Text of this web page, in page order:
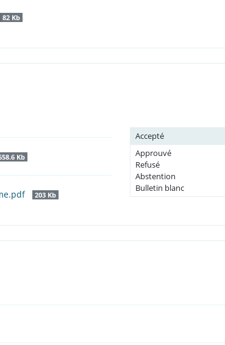
82 Kb
Kb
203 Kb
Accepté
Approuvé
Refusé
Abstention
Bulletin blanc